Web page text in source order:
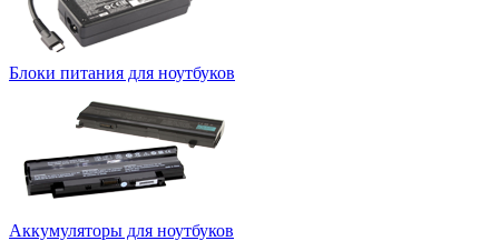
Блоки питания для ноутбуков
Аккумуляторы для ноутбуков